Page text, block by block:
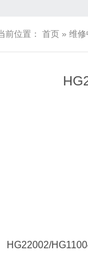
前位置： 首页 » 维修
HG22002/